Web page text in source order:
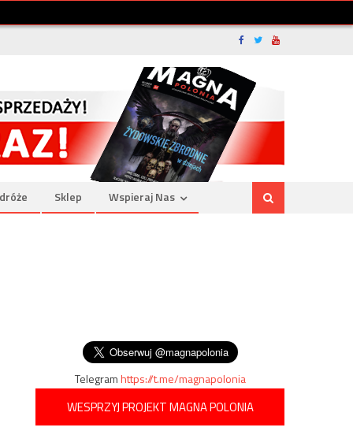
Sklep Wspieraj Nas
Telegramhttps://t.me/magnapolonia
WESPRZYJ PROJEKT MAGNA POLONIA